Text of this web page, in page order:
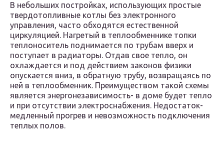
В небольших постройках, использующих простые
твердотопливные котлы без электронного
управления, часто обходятся естественной
циркуляцией. Нагретый в теплообменнике топки
теплоноситель поднимается по трубам вверх и
поступает в радиаторы. Отдав свое тепло, он
охлаждается и под действием законов физики
опускается вниз, в обратную трубу, возвращаясь по
ней в теплообменник. Преимуществом такой схемы
является энергонезависимость- в доме будет тепло
и при отсутствии электроснабжения. Недостаток-
медленный прогрев и невозможность подключения
теплых полов.